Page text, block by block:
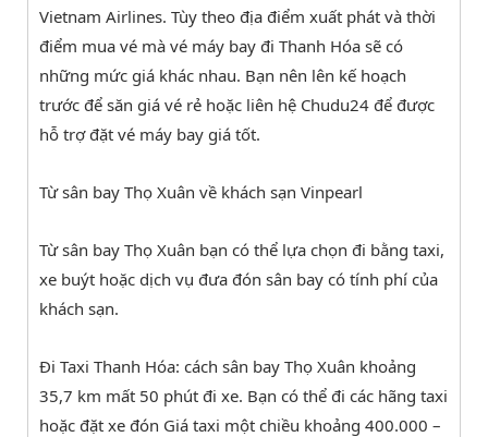
Vietnam Airlines. Tùy theo địa điểm xuất phát và thời
điểm mua vé mà vé máy bay đi Thanh Hóa sẽ có
những mức giá khác nhau. Bạn nên lên kế hoạch
trước để săn giá vé rẻ hoặc liên hệ Chudu24 để được
hỗ trợ đặt vé máy bay giá tốt.
Từ sân bay Thọ Xuân về khách sạn Vinpearl
Từ sân bay Thọ Xuân bạn có thể lựa chọn đi bằng taxi,
xe buýt hoặc dịch vụ đưa đón sân bay có tính phí của
khách sạn.
Đi Taxi Thanh Hóa: cách sân bay Thọ Xuân khoảng
35,7 km mất 50 phút đi xe. Bạn có thể đi các hãng taxi
hoặc đặt xe đón Giá taxi một chiều khoảng 400.000 –